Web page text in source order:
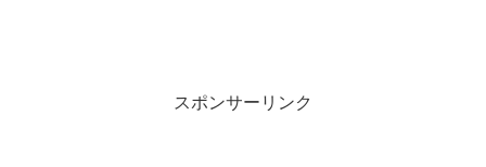
スポンサーリンク